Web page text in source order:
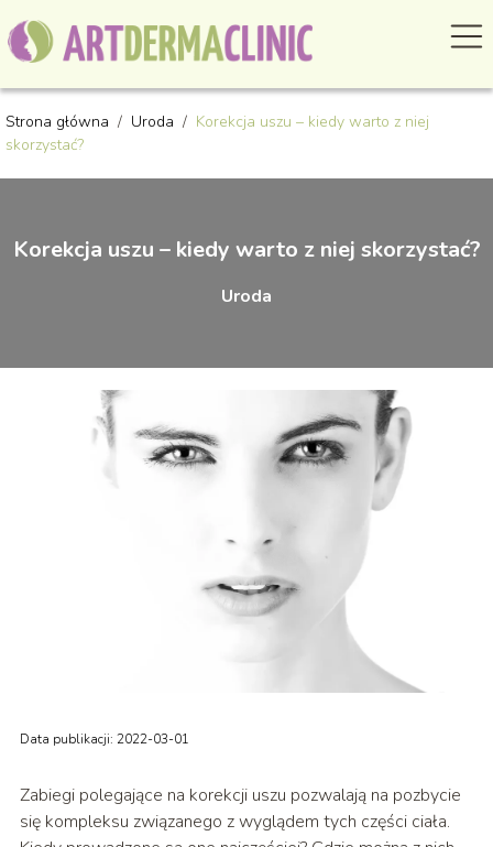
Strona główna / Uroda / Korekcja uszu – kiedy warto z niej
skorzystać?
Korekcja uszu – kiedy warto z niej skorzystać?
Uroda
Data publikacji: 2022-03-01
Zabiegi polegające na korekcji uszu pozwalają na pozbycie
się kompleksu związanego z wyglądem tych części ciała.